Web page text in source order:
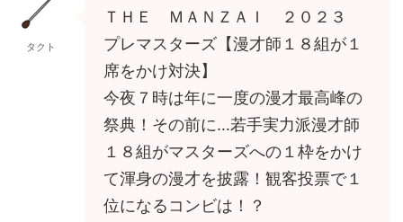
タクト
ＴＨＥ ＭＡＮＺＡＩ ２０２３
プレマスターズ【漫才師１８組が１
席をかけ対決】
今夜７時は年に一度の漫才最高峰の
祭典！その前に…若手実力派漫才師
１８組がマスターズへの１枠をかけ
て渾身の漫才を披露！観客投票で１
位になるコンビは！？